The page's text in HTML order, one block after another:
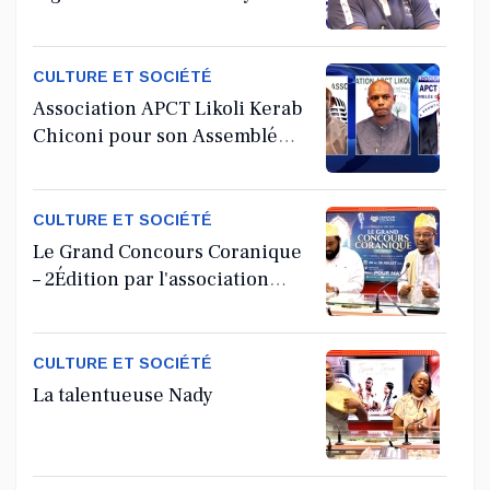
CULTURE ET SOCIÉTÉ
Association APCT Likoli Kerab
Chiconi pour son Assemblée
CULTURE ET SOCIÉTÉ
Le Grand Concours Coranique
– 2Édition par l'association
CULTURE ET SOCIÉTÉ
La talentueuse Nady